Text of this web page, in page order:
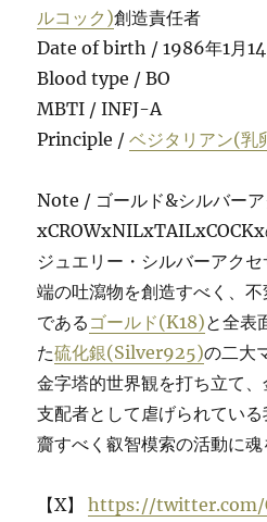
ルコック)創造責任者
Date of birth / 1986年1月14
Blood type / BO
MBTI / INFJ-A
Principle /ベジタリアン(乳
Note / ゴールド&シルバー
xCROWxNILxTAILxCOCKx
ジュエリー・シルバーアク
端の吐瀉物を創造すべく、
である ゴールド(K18)と全表
た硫化銀(Silver925)の二大
金字塔的世界観を打ち立て
支配者として虐げられてい
齎すべく叡智模索の活動に魂
【X】https://twitter.com/